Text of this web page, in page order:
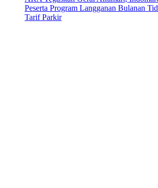
Peserta Program Langganan Bulanan
Tarif Parkir